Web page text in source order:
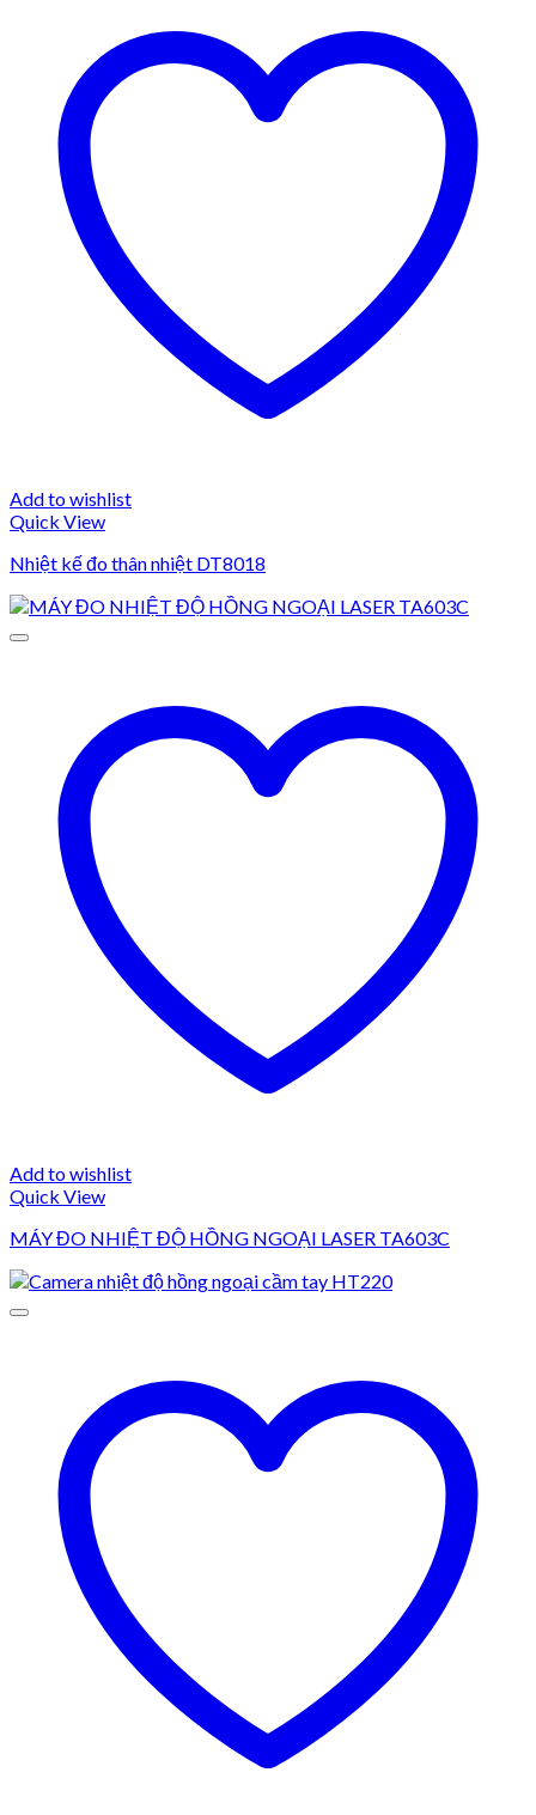
Add to wishlist
Quick View
Nhiệt kế đo thân nhiệt DT8018
Add to wishlist
Quick View
MÁY ĐO NHIỆT ĐỘ HỒNG NGOẠI LASER TA603C